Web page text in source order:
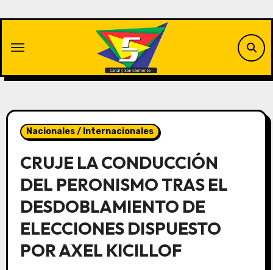
contenido
Nacionales / Internacionales
CRUJE LA CONDUCCIÓN
DEL PERONISMO TRAS EL
DESDOBLAMIENTO DE
ELECCIONES DISPUESTO
POR AXEL KICILLOF